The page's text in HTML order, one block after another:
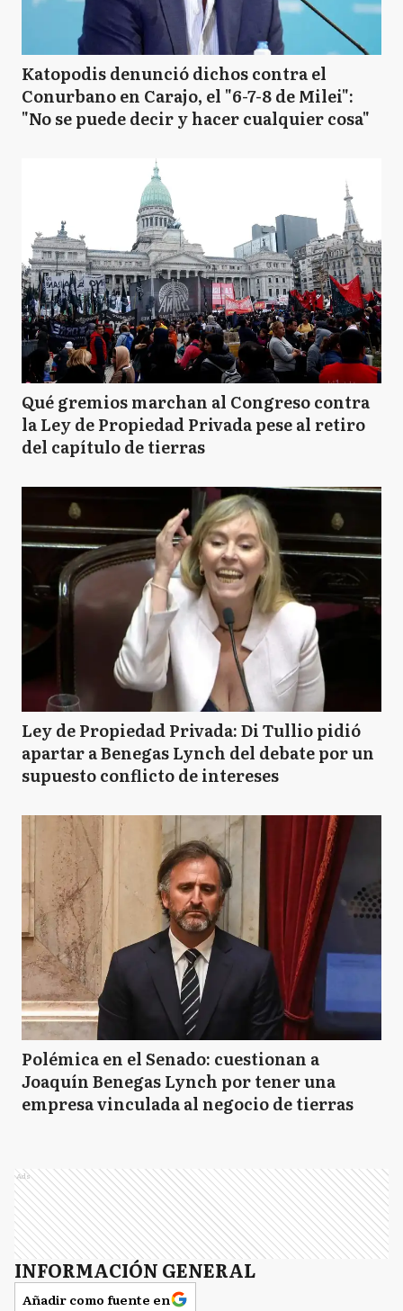
Katopodis denunció dichos contra el
Conurbano en Carajo, el "6-7-8 de Milei":
"No se puede decir y hacer cualquier cosa"
Qué gremios marchan al Congreso contra
la Ley de Propiedad Privada pese al retiro
del capítulo de tierras
Ley de Propiedad Privada: Di Tullio pidió
apartar a Benegas Lynch del debate por un
supuesto conflicto de intereses
Polémica en el Senado: cuestionan a
Joaquín Benegas Lynch por tener una
empresa vinculada al negocio de tierras
Ads
INFORMACIÓN GENERAL
Añadir como fuente en